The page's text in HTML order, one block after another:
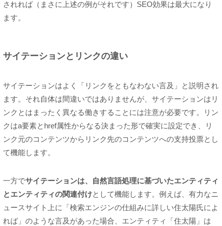
されれば（まさに上述の例がそれです）SEO効果は最大になり
ます。
サイテーションとリンクの違い
サイテーションはよく「リンクをともなわない言及」と説明され
ます。それ自体は間違いではありませんが、サイテーションはリ
ンクとはまったく異なる働きすることには注意が必要です。リン
クはa要素とhref属性からなる決まった形で確実に設定でき、リ
ンク元のコンテンツからリンク先のコンテンツへの支持投票とし
て機能します。
一方でサイテーションは、自然言語処理に基づいたエンティティ
とエンティティの関連付けとして機能します。例えば、有力なニ
ュースサイト上に「検索エンジンの仕組みに詳しい住太陽氏によ
れば」のような言及があった場合、エンティティ「住太陽」は